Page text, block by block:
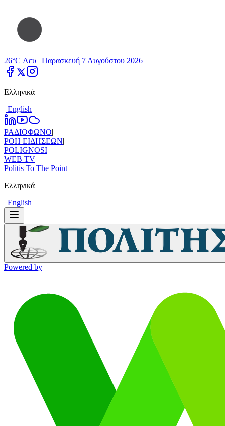
26°C Λευ | Παρασκευή 7 Αυγούστου 2026
Ελληνικά
| Εnglish
ΡΑΔΙΟΦΩΝΟ|
ΡΟΗ ΕΙΔΗΣΕΩΝ|
POLIGNOSI|
WEB TV|
Politis To The Point
Ελληνικά
| Εnglish
Powered by